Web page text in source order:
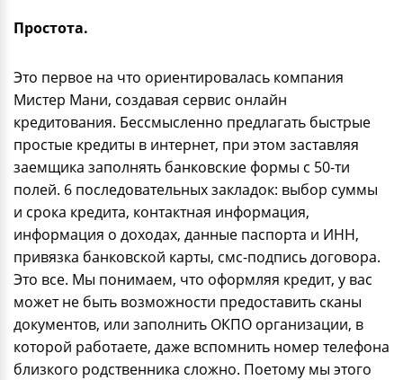
Простота.
Это первое на что ориентировалась компания
Мистер Мани, создавая сервис онлайн
кредитования. Бессмысленно предлагать быстрые
простые кредиты в интернет, при этом заставляя
заемщика заполнять банковские формы с 50-ти
полей. 6 последовательных закладок: выбор суммы
и срока кредита, контактная информация,
информация о доходах, данные паспорта и ИНН,
привязка банковской карты, смс-подпись договора.
Это все. Мы понимаем, что оформляя кредит, у вас
может не быть возможности предоставить сканы
документов, или заполнить ОКПО организации, в
которой работаете, даже вспомнить номер телефона
близкого родственника сложно. Поетому мы этого